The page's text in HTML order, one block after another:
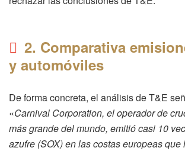
2. Comparativa
y automóviles
De forma concreta, el análisis de T&E
«Carnival Corporation, el operador de
más grande del mundo, emitió casi 10
azufre (SOX) en las costas europeas